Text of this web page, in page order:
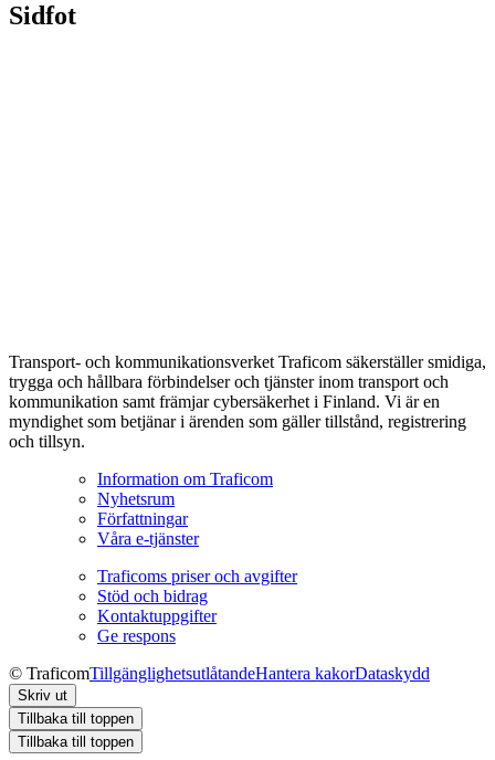
Sidfot
Transport- och kommunikationsverket Traficom säkerställer smidiga,
trygga och hållbara förbindelser och tjänster inom transport och
kommunikation samt främjar cybersäkerhet i Finland. Vi är en
myndighet som betjänar i ärenden som gäller tillstånd, registrering
och tillsyn.
Information om Traficom
Nyhetsrum
Författningar
Våra e-tjänster
Traficoms priser och avgifter
Stöd och bidrag
Kontaktuppgifter
Ge respons
© TraficomTillgänglighetsutlåtandeHantera kakorDataskydd
Skriv ut
Tillbaka till toppen
Tillbaka till toppen